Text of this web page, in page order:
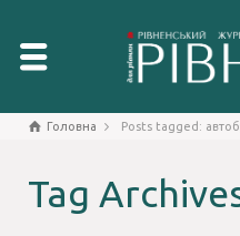
Головна Posts tagged:
Tag